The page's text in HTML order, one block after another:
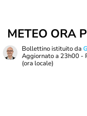
METEO ORA
Bollettino istituito da
Aggiornato a 23h00 -
(ora locale)